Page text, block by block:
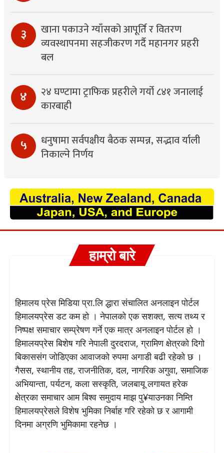
३
खाना पकाउने ग्याँसको आपूर्ति र वितरण
व्यवस्थापनमा सहजीकरण गर्दै महानगर प्रहरी
बल
४
२४ घण्टामा ट्राफिक प्रहरीले गर्यो ८४१ जनालाई
कारबाही
५
धनुषामा सर्वपक्षीय बैठक सम्पन्न, सद्भाव र्याली
निकाल्ने निर्णय
हाम्रो बारे
हिमालय प्रेस मिडिया प्रा.लि द्धारा संचालित अनलाइन पोर्टल
हिमालयप्रेस डट कम हो । नेपालको एक सशक्त, सत्य तथ्य र
निष्पक्ष समाचार सम्प्रेषण गर्ने एक मात्र अनलाइन पोर्टल हो ।
हिमालयप्रेस बिशेष गरि नेपाली दुरदराज, ग्रामिण क्षेत्रको दिगो
बिकाससंग जोडिएका आवाजको रुपमा अगाडी बढी रहेको छ ।
गैसस, स्थानीय तह, राजनीतिक, दल, नागरिक अगुवा, समाजिक
अभियान्ता, पर्यटन, कला सस्कृति, जलबायू लगायत हरेक
क्षेत्रका समाचार आम बिश्व समुदाय माझ पु¥याउनका निम्ति
हिमालयप्रेसले विशेष भुमिका निर्बाह गरि रहेको छ र आगामी
दिनमा अग्रणि भुमिकामा रहनेछ ।